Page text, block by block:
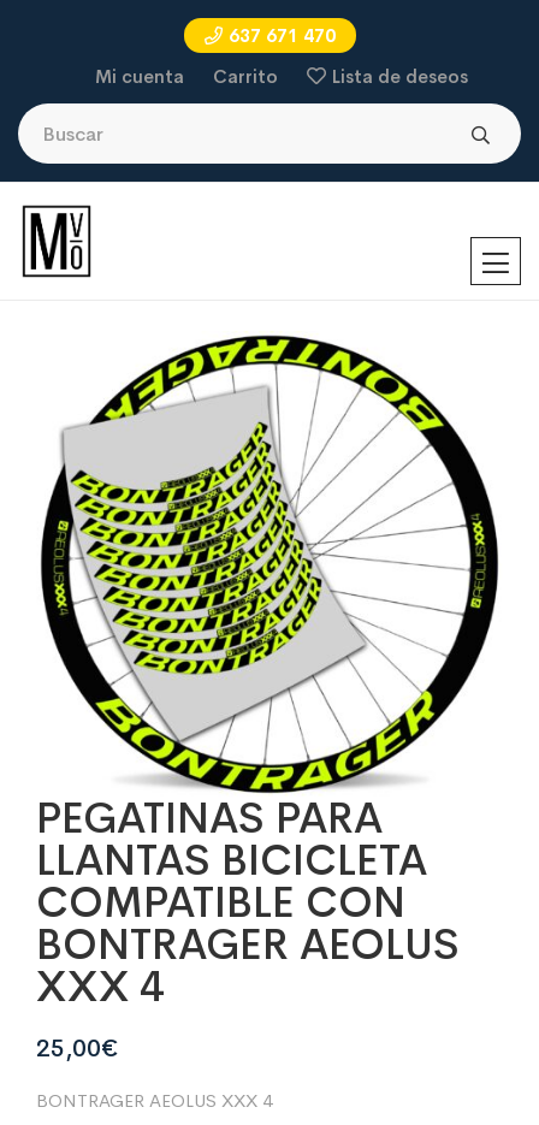
637 671 470
Mi cuenta
Carrito Lista de deseos
PEGATINAS PARA
LLANTAS BICICLETA
COMPATIBLE CON
BONTRAGER AEOLUS
XXX 4
25,00€
BONTRAGER AEOLUS XXX 4